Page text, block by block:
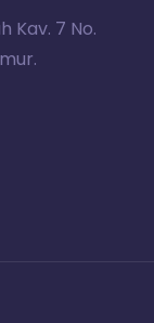
Kav. 7 No.